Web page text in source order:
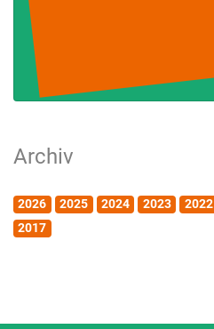
Archiv
2026 2025 2024 2023 2022
2017